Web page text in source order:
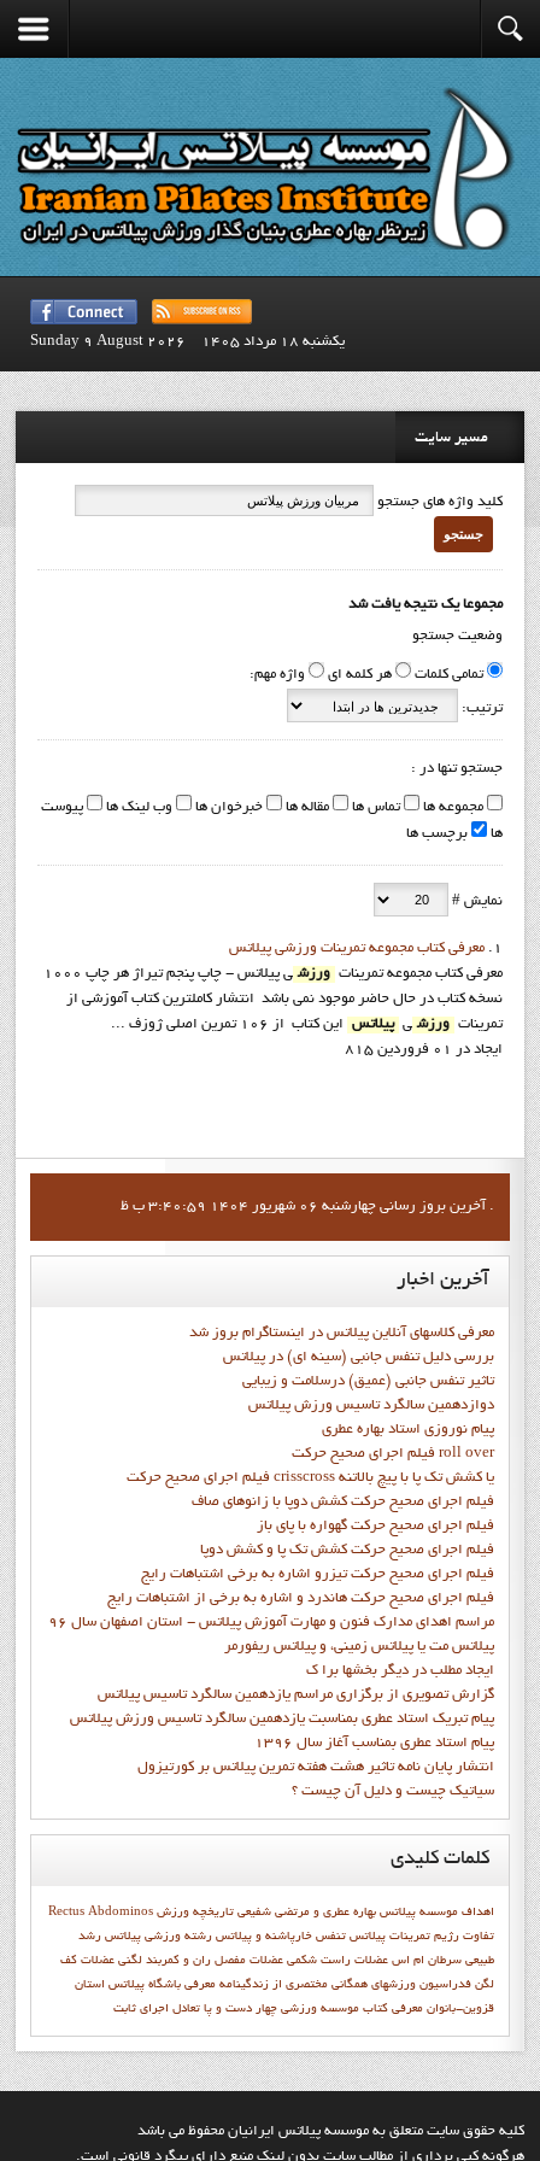
يكشنبه 18 مرداد 1405 Sunday 9 August 2026
مسیر سایت
کلید واژه های جستجو
جستجو
مجموعا یک نتیجه یافت شد
وضعیت جستجو
تمامی کلمات هر کلمه ای واژه مهم:
ترتیب:
جستجو تنها در :
مجموعه ها تماس ها مقاله ها خبرخوان ها وب لینک ها
پیوست
ها
برچسب ها
نمایش #
1.
معرفي کتاب مجموعه تمرينات ورزشي پيلاتس
معرفي كتاب مجموعه تمرينات
ورزش
ي پيلاتس - چاپ پنجم تيراژ هر چاپ 1000
نسخه کتاب در حال حاضر موجود نمی باشد انتشار کاملترین کتاب آموزشی از
تمرینات
ورزش ی پیلاتس
این کتاب از 106 تمرین اصلی ژوزف ...
ایجاد در 01 فروردين 815
آخرين بروز رساني چهارشنبه 06 شهریور 1404 3:40:59 ب ظ .
آخرین اخبار
معرفی کلاسهای آنلاین پیلاتس در اینستاگرام بروز شد
بررسی دلیل تنفس جانبی (سینه ای) در پیلاتس
تاثیر تنفس جانبی (عمیق) درسلامت و زیبایی
دوازدهمين سالگرد تاسيس ورزش پيلاتس
پيام نوروزي استاد بهاره عطري
فيلم اجراي صحيح حرکت roll over
فيلم اجراي صحيح حركت crisscross يا كشش تك پا با پيچ بالاتنه
فيلم اجراي صحيح حرکت كشش دوپا با زانوهاي صاف
فيلم اجراي صحيح حرکت گهواره با پاي باز
فيلم اجراي صحيح حرکت کشش تک پا و کشش دوپا
فيلم اجراي صحيح حرکت تيزرو اشاره به برخي اشتباهات رايج
فيلم اجراي صحيح حرکت هاندرد و اشاره به برخي از اشتباهات رايج
مراسم اهدای مدارک فنون و مهارت آموزش پیلاتس - استان اصفهان سال 96
پیلاتس مت یا پیلاتس زمینی، و پیلاتس ریفورمر
ايجاد مطلب در ديگر بخشها برا ک
گزارش تصويري از برگزاري مراسم يازدهمين سالگرد تاسيس پيلاتس
پيام تبريک استاد عطري بمناسبت يازدهمين سالگرد تاسيس ورزش پيلاتس
پيام استاد عطري بمناسب آغاز سال 1396
انتشار پايان نامه تاثیر هشت هفته تمرین پیلاتس بر کورتیزول
سیاتیک چیست و دلیل آن چیست ؟
کلماتکلیدی
Rectus Abdominos اهداف موسسه پيلاتس بهاره عطري و مرتضي شفيعي تاريخچه ورزش
تفاوت رژيم تمرینات پیلاتس تنفس خارپاشنه و پیلاتس رشته ورزشي پيلاتس رشد
طبيعي سرطان ام اس عضلات راست شکمی عضلات مفصل ران و کمربند لگنی عضلات کف
لگن فدراسيون ورزشهاي همگاني مختصري از زندگينامه معرفي باشگاه پيلاتس استان
قزوين-بانوان معرفي کتاب موسسه ورزشي چهار دست و پا تعادل اجراي ثابت
کليه حقوق سايت متعلق به موسسه پيلاتس ايرانيان محفوظ مي باشد
هرگونه کپي برداري از مطالب سايت بدون لينک منبع داراي پيگرد قانوني است.